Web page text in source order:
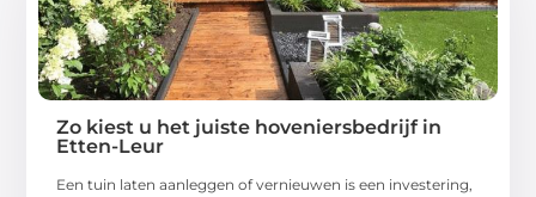
Zo kiest u het juiste hoveniersbedrijf in
Etten-Leur
Een tuin laten aanleggen of vernieuwen is een investering,